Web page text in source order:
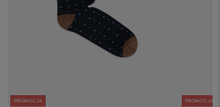
PROMOCJA PROMOCJA